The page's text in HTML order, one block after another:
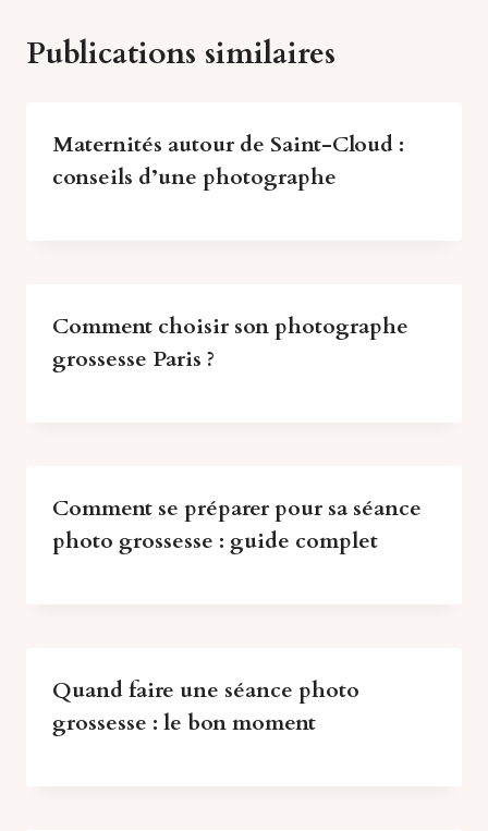
Publications similaires
Maternités autour de Saint-Cloud :
conseils d’une photographe
Comment choisir son photographe
grossesse Paris ?
Comment se préparer pour sa séance
photo grossesse : guide complet
Quand faire une séance photo
grossesse : le bon moment